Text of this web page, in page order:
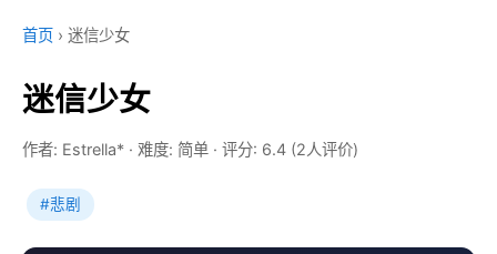
首页 › 迷信少女
迷信少女
作者: Estrella* · 难度: 简单 · 评分: 6.4 (2人评价)
#悲剧